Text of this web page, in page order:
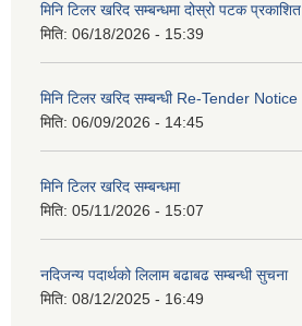
मिनि टिलर खरिद सम्बन्धमा दोस्रो पटक प्रकाशित
मिति: 06/18/2026 - 15:39
मिनि टिलर खरिद सम्बन्धी Re-Tender Notice
मिति: 06/09/2026 - 14:45
मिनि टिलर खरिद सम्बन्धमा
मिति: 05/11/2026 - 15:07
नदिजन्य पदार्थको लिलाम बढाबढ सम्बन्धी सुचना
मिति: 08/12/2025 - 16:49